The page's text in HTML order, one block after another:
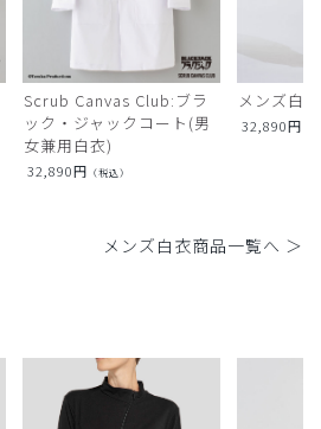
Scrub Canvas Club:ブラ
ック・ジャックコート(男
女兼用白衣)
32,890円 （税込）
メンズ白
32,890円
メンズ白衣商品一覧へ ＞